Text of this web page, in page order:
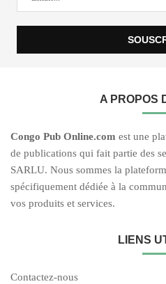
A PROPOS
Congo Pub Online.com est une
de publications qui fait partie des
SARLU. Nous sommes la
spécifiquement dédiée à la
vos produits et services.
LIENS
Contactez-nous